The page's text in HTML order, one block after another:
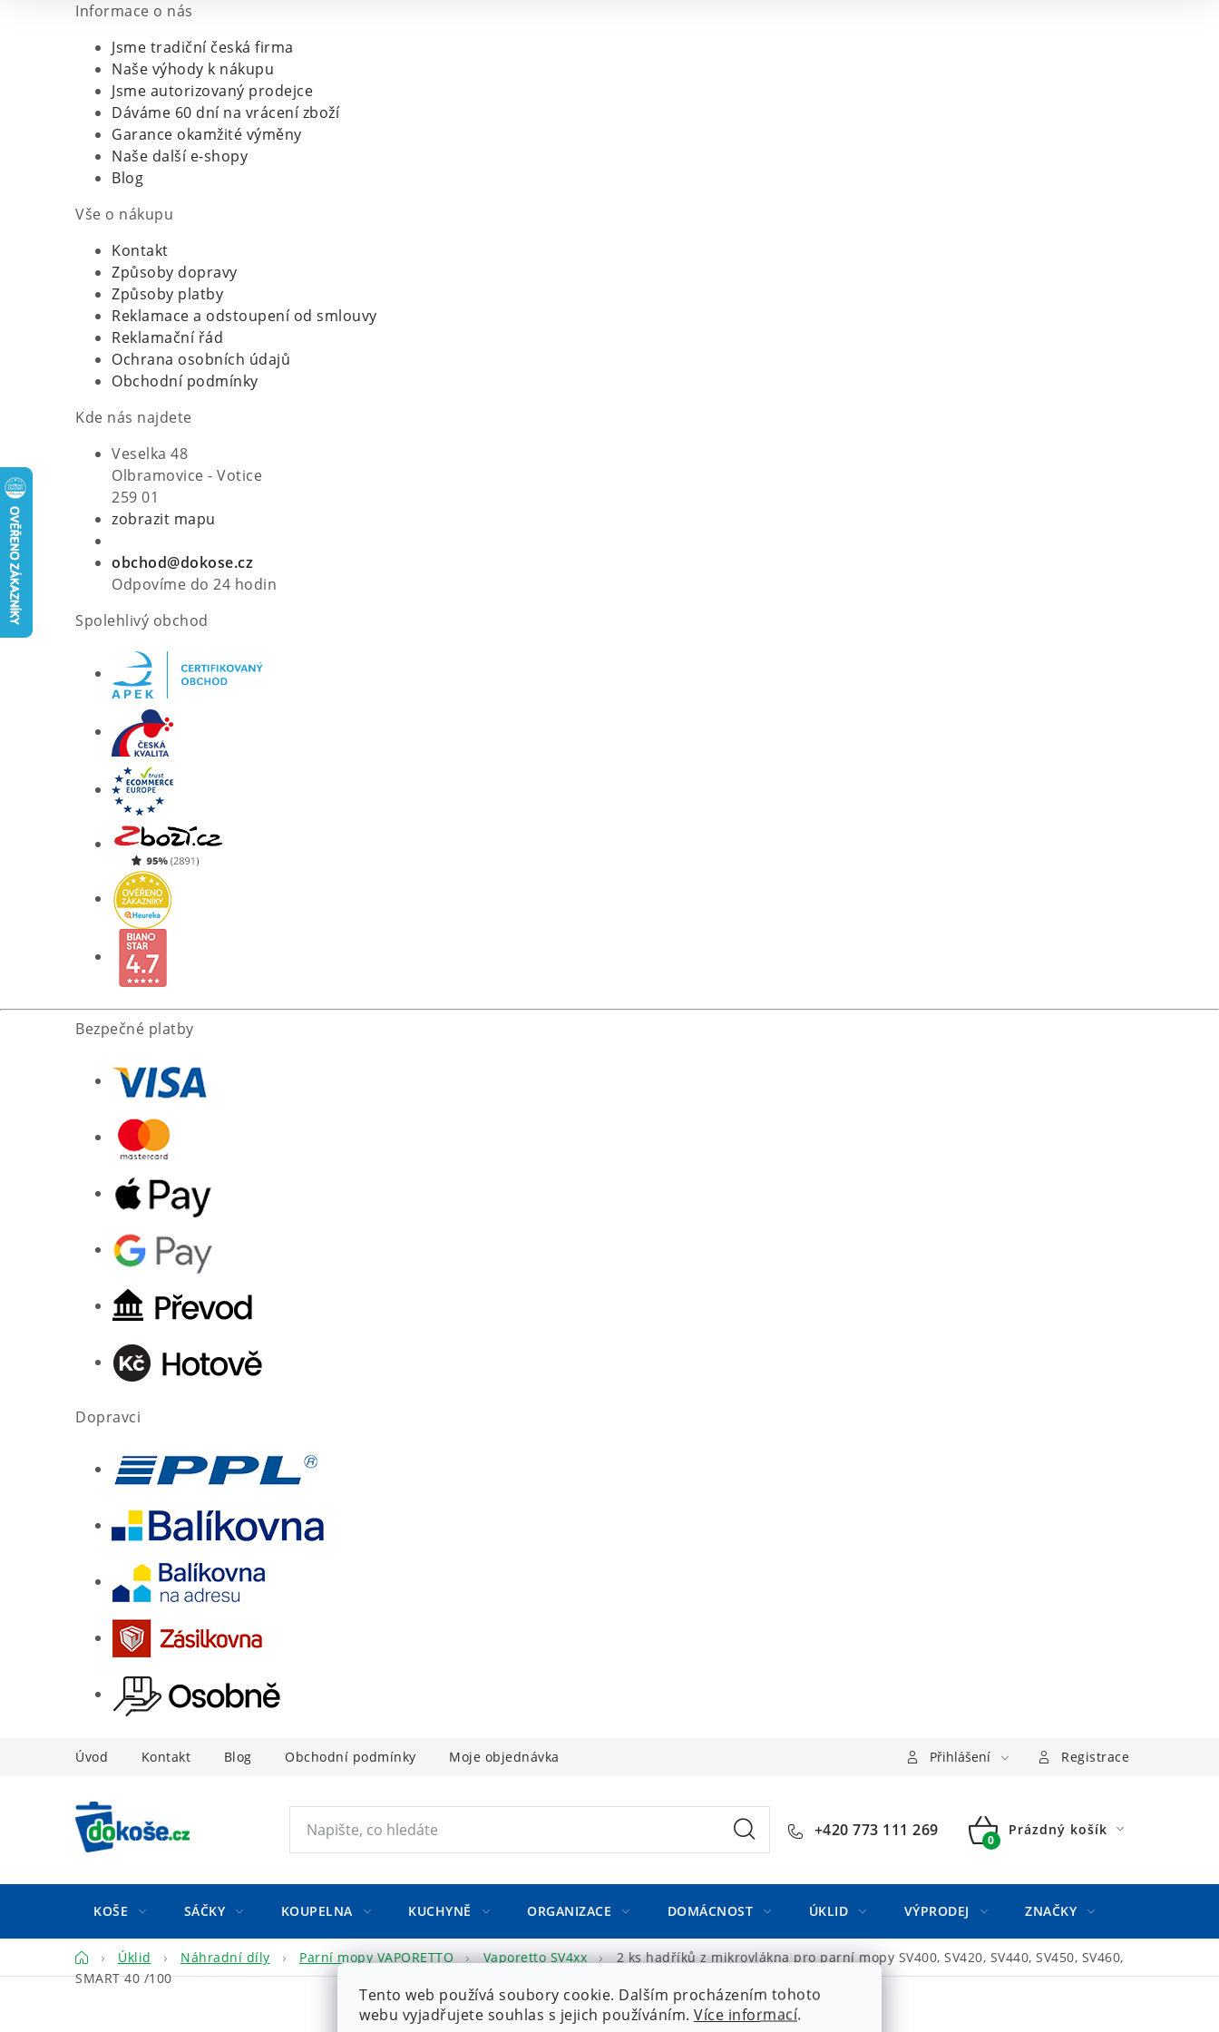
Informace o nás
Jsme tradiční česká firma
Naše výhody k nákupu
Jsme autorizovaný prodejce
Dáváme 60 dní na vrácení zboží
Garance okamžité výměny
Naše další e-shopy
Blog
Vše o nákupu
Kontakt
Způsoby dopravy
Způsoby platby
Reklamace a odstoupení od smlouvy
Reklamační řád
Ochrana osobních údajů
Obchodní podmínky
Kde nás najdete
Veselka 48
Olbramovice - Votice
259 01
zobrazit mapu
obchod@dokose.cz
Odpovíme do 24 hodin
Spolehlivý obchod
Bezpečné platby
Dopravci
Tento web používá soubory cookie. Dalším procházením tohoto
webu vyjadřujete souhlas s jejich používáním. Více informací.
Úvod Kontakt Blog Obchodní podmínky Moje objednávka Přihlášení Registrace
+420 773 111 269
NÁKUPNÍ
Prázdný košík
KOŠE SÁČKY KOUPELNA KUCHYNĚ ORGANIZACE DOMÁCNOST ÚKLID VÝPRODEJ ZNAČKY
DomůÚklid Náhradní díly Parní mopy VAPORETTO Vaporetto SV4xx
2 ks hadříků z mikrovlákna pro parní mopy SV400, SV420, SV440, SV450, SV460,
SMART 40 /100